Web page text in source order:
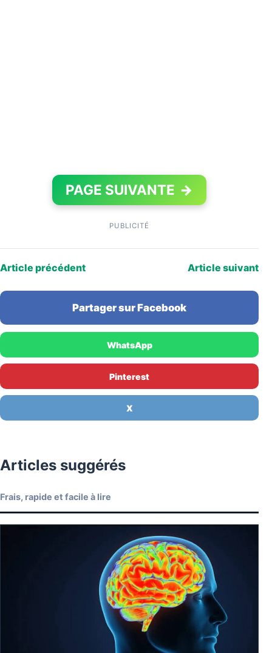
PAGE SUIVANTE →
PUBLICITÉ
Article précédent Article suivant
Partager sur Facebook
WhatsApp
Pinterest
X
Articles suggérés
Frais, rapide et facile à lire